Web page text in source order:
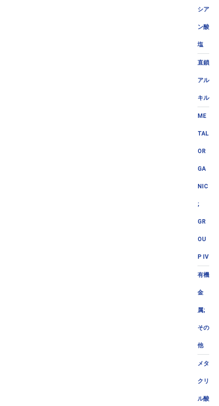
シア
ン酸
塩
直鎖
アル
キル
ME
TAL
OR
GA
NIC
;
GR
OU
P IV
有機
金
属;
その
他
メタ
クリ
ル酸